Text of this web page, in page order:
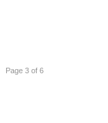
Page 3 of 6